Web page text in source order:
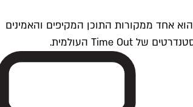
Time Outתל אביב הוא חלק מרשת Time Out Global — רשת מדיה בינלאומית הפועלת ב-360 ערים מרכזיות וב-60 מדינות ברחבי העולם. Time Out הוא אחד ממקורות התוכן המקיפים והאמינים